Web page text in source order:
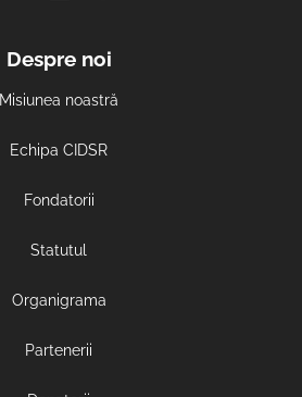
Despre noi
Misiunea noastră
Echipa CIDSR
Fondatorii
Statutul
Organigrama
Partenerii